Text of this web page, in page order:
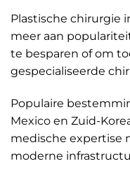
Plastische chirurgie
meer aan
te besparen of om
gespecialiseerde
Populaire
Mexico en Zuid-
medische expertise
moderne